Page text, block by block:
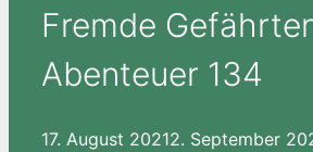
Fremde
Abenteuer 134
17. August 20212. September